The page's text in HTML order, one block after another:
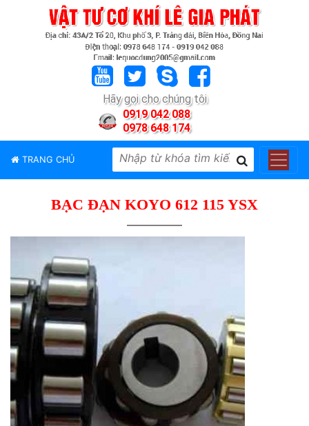
Hãy gọi cho chúng tôi
0919 042 088
0978 648 174
TRANG CHỦ
PHẨM
HIỆU
BẠC ĐẠN KOYO 612 115 YSX